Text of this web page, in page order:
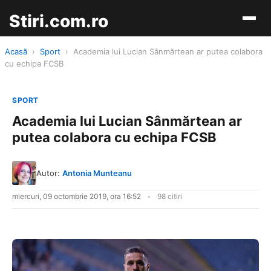
Stiri.com.ro
Acasă › Sport ›
Academia lui Lucian Sânmărtean ar putea colabora
cu echipa FCSB
SPORT
Academia lui Lucian Sânmărtean ar
putea colabora cu echipa FCSB
Autor: Antonia Munteanu
miercuri, 09 octombrie 2019, ora 16:52 98 citiri